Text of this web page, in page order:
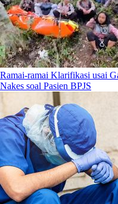
Ramai-ramai Klarifikasi usai
Nakes soal Pasien BPJS